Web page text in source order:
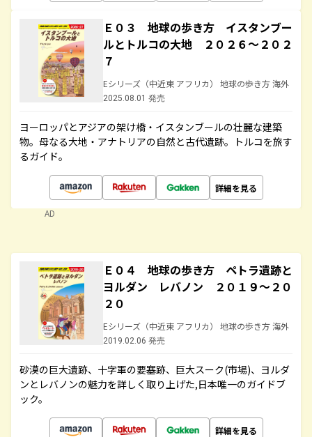
Ｅ０３ 地球の歩き方 イスタンブー
ルとトルコの大地 ２０２６～２０２
７
Eシリーズ（中近東 アフリカ） 地球の歩き方 海外
2025.08.01 発売
ヨーロッパとアジアの架け橋・イスタンブールの壮麗な建築
物。母なる大地・アナトリアの自然と古代遺跡。トルコを旅す
るガイド。
詳細を見る
AD
Ｅ０４ 地球の歩き方 ペトラ遺跡と
ヨルダン レバノン ２０１９～２０
２０
Eシリーズ（中近東 アフリカ） 地球の歩き方 海外
2019.02.06 発売
砂漠の巨大遺跡、十字軍の要塞跡、巨大スーク(市場)、ヨルダ
ンとレバノンの魅力を詳しく取り上げた,日本唯一のガイドブ
ック。
詳細を見る